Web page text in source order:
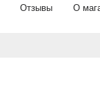
Отзывы О